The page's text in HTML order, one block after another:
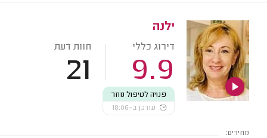
ילנה
דירוג כללי
9.9
חוות דעת
21
פנויה לטיפול מחר
עודכן ב-18:06
מחירים: